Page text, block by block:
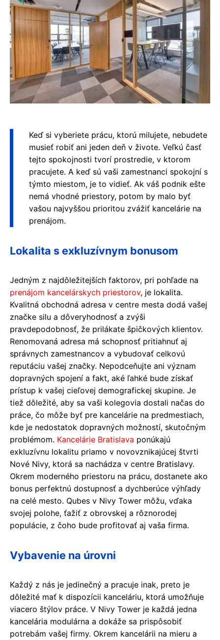
Keď si vyberiete prácu, ktorú milujete, nebudete
musieť robiť ani jeden deň v živote. Veľkú časť
tejto spokojnosti tvorí prostredie, v ktorom
pracujete. A keď sú vaši zamestnanci spokojní s
týmto miestom, je to vidieť. Ak váš podnik ešte
nemá vhodné priestory, potom by malo byť
vašou najvyššou prioritou zvážiť kancelárie na
prenájom.
Lokalita s exkluzívnym bonusom
Jedným z najdôležitejších faktorov, pri pohľade na
prenájom kancelárskych priestorov, je lokalita.
Kvalitná obchodná adresa v centre mesta dodá vašej
značke silu a dôveryhodnosť a zvýši
pravdepodobnosť, že prilákate špičkových klientov.
Renomovaná adresa má schopnosť pritiahnuť aj
správnych zamestnancov a vybudovať celkovú
reputáciu vašej značky. Nepodceňujte ani význam
dopravných spojení a fakt, aké ľahké bude získať
prístup k vašej cieľovej demografickej skupine. Je
tiež dôležité, aby sa vaši kolegovia dostali načas do
práce, čo môže byť pre kancelárie na predmestiach,
kde je nedostatok dopravných možností, skutočným
problémom. Kancelárie Bratislava ponúkajú
exkluzívnu lokalitu priamo v novovznikajúcej štvrti
Nové Nivy, ktorá sa nachádza v centre Bratislavy.
Okrem moderného priestoru na prácu, dostanete ako
bonus perfektnú dostupnosť a dychberúce výhľady
na celé mesto. Qubes v Nivy Tower môžu, vďaka
svojej polohe, ťažiť z obrovskej a rôznorodej
populácie, z čoho bude profitovať aj vaša firma.
Vybavenie na úrovni
Každý z nás je jedinečný a pracuje inak, preto je
dôležité mať k dispozícii kanceláriu, ktorá umožňuje
viacero štýlov práce. V Nivy Tower je každá jedna
kancelária modulárna a dokáže sa prispôsobiť
potrebám vašej firmy. Okrem kancelárii na mieru a